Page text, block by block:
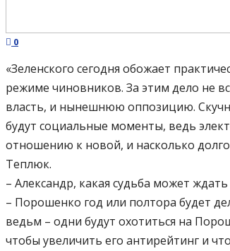
0
«Зеленского сегодня обожает
режиме чиновников. За этим дело не
власть, и нынешнюю оппозицию.
будут социальные моменты, ведь
отношению к новой, и насколько
Теплюк.
– Александр, какая судьба может
– Порошенко год или полтора будет
ведьм – одни будут охотиться на
чтобы увеличить его антирейтинг и